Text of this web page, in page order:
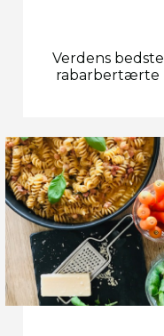
Verdens bedste
rabarbertærte